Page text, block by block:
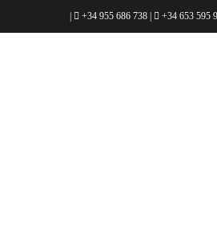
+34 955 686 738 +34 653 595